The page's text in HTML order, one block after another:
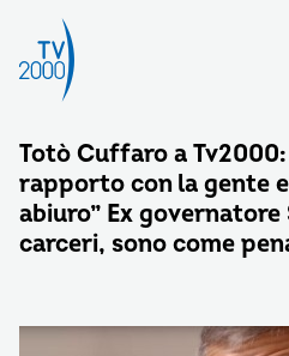
Totò Cuffaro a
rapporto con la gente
abiuro” Ex
carceri, sono come